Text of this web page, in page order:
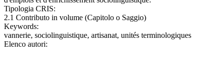
Tipologia CRIS:
2.1 Contributo in volume (Capitolo o Saggio)
Keywords:
vannerie, sociolinguistique, artisanat, unités terminologiques
Elenco autori: